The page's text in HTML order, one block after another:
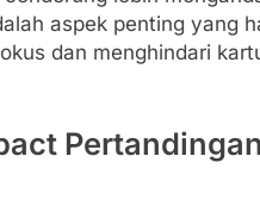
aspek penting yang
dan menghindari